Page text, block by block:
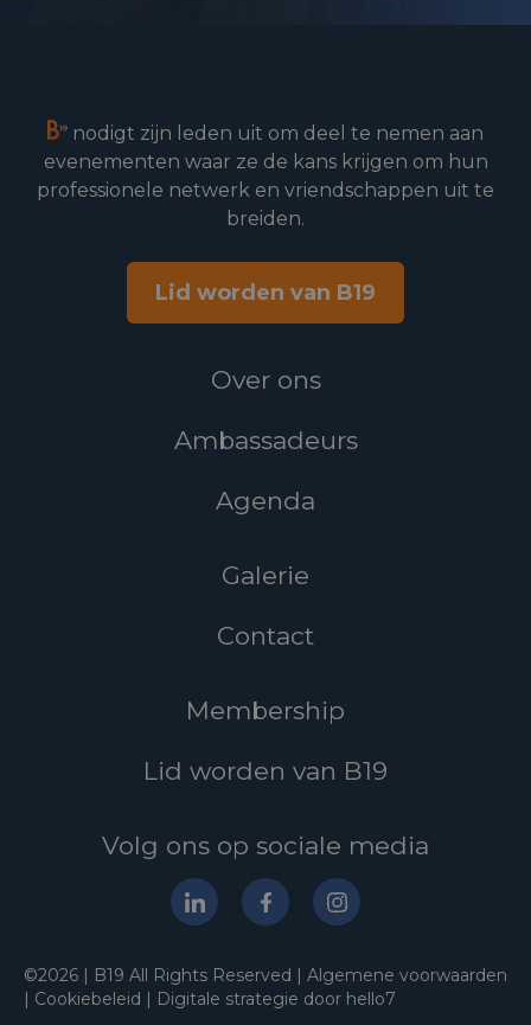
nodigt zijn leden uit om deel te nemen aan
evenementen waar ze de kans krijgen om hun
professionele netwerk en vriendschappen uit te
breiden.
Lid worden van B19
Over ons
Ambassadeurs
Agenda
Galerie
Contact
Membership
Lid worden van B19
Volg ons op sociale media
©2026 | B19 All Rights Reserved | Algemene voorwaarden
| Cookiebeleid | Digitale strategie door hello7